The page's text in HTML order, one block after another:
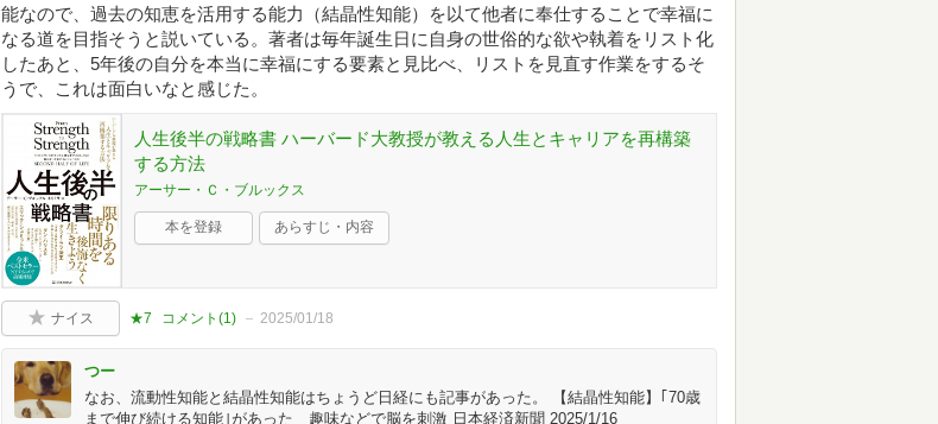
能なので、過去の知恵を活用する能力（結晶性知能）を以て他者に奉仕することで幸福に
なる道を目指そうと説いている。著者は毎年誕生日に自身の世俗的な欲や執着をリスト化
したあと、5年後の自分を本当に幸福にする要素と見比べ、リストを見直す作業をするそ
うで、これは面白いなと感じた。
人生後半の戦略書 ハーバード大教授が教える人生とキャリアを再構築
する方法
アーサー・Ｃ・ブルックス
本を登録 あらすじ・内容
ナイス ★7 コメント(1) 2025/01/18
つー
なお、流動性知能と結晶性知能はちょうど日経にも記事があった。 【結晶性知能】｢70歳
まで伸び続ける知能｣があった 趣味などで脳を刺激 日本経済新聞 2025/1/16